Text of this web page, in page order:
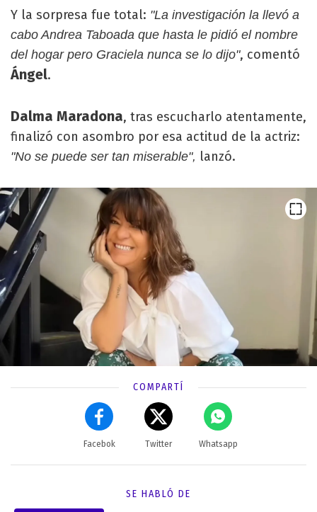
Y la sorpresa fue total: "La investigación la llevó a
cabo Andrea Taboada que hasta le pidió el nombre
del hogar pero Graciela nunca se lo dijo", comentó
Ángel.
Dalma Maradona, tras escucharlo atentamente,
finalizó con asombro por esa actitud de la actriz:
"No se puede ser tan miserable", lanzó.
COMPARTÍ
Facebok Twitter Whatsapp
SE HABLÓ DE